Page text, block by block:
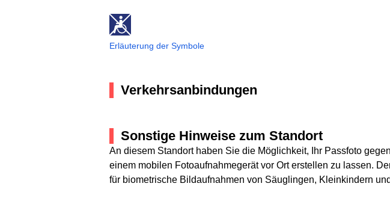
Erläuterung der Symbole
Verkehrsanbindungen
Sonstige Hinweise zum Standort
An diesem Standort haben Sie die Möglichkeit, Ihr Passfoto
einem mobilen Fotoaufnahmegerät vor Ort erstellen zu lassen.
für biometrische Bildaufnahmen von Säuglingen, Kleinkindern